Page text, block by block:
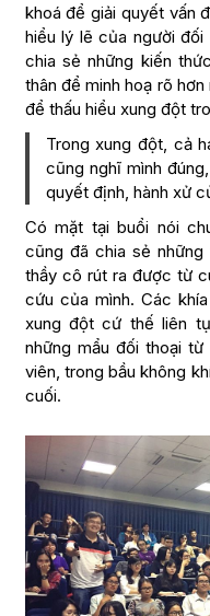
khoá để giải quyết vấn
hiểu lý lẽ của người
chia sẻ những kiến
thân để minh hoạ rõ
để thấu hiểu xung đột
Trong xung đột, cả
cũng nghĩ mình
quyết định, hành xử
Có mặt tại buổi nói
cũng đã chia sẻ
thầy cô rút ra được từ
cứu của mình. Các
xung đột cứ thế liên
những mẩu đối thoại từ
viên, trong bầu không
cuối.